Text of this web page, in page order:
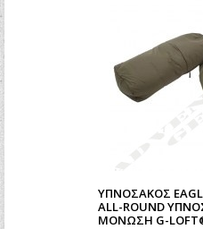
ΥΠΝΌΣΑΚΟΣ
ALL-ROUND
ΜΌΝΩΣΗ G-